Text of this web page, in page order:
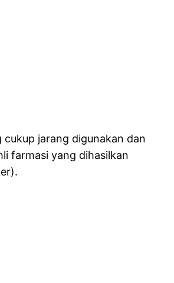
cukup jarang digunakan dan
farmasi yang dihasilkan